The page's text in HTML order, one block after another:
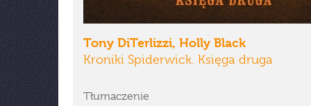
Tony DiTerlizzi, Holly Black
Kroniki Spiderwick. Księga druga
Tłumaczenie